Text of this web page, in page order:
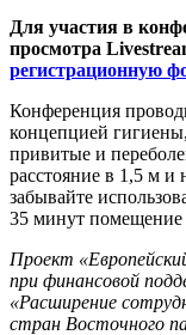
Для участия в
просмотра
регистрационную
Конференция
концепцией
привитые и
расстояние в 1,5 м и
забывайте
35 минут помещение
Проект
при финансовой
«Расширение
стран Восточного